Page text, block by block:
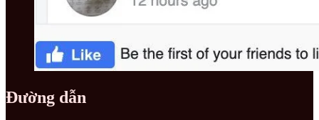
Đường dẫn